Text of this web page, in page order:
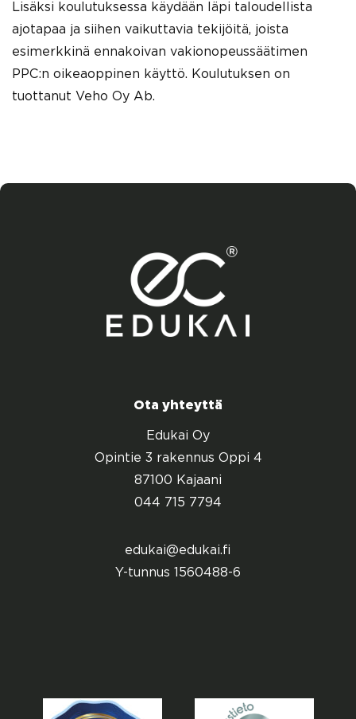
Lisäksi koulutuksessa käydään läpi taloudellista
ajotapaa ja siihen vaikuttavia tekijöitä, joista
esimerkkinä ennakoivan vakionopeussäätimen
PPC:n oikeaoppinen käyttö. Koulutuksen on
tuottanut Veho Oy Ab.
Ota yhteyttä
Edukai Oy
Opintie 3 rakennus Oppi 4
87100 Kajaani
044 715 7794
edukai@edukai.fi
Y-tunnus 1560488-6